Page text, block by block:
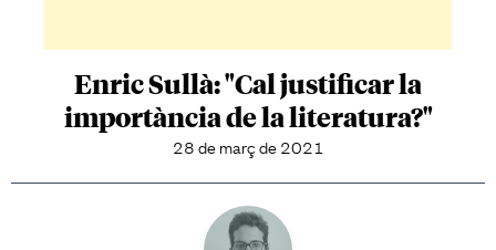
Enric Sullà: "Cal justificar la
importància de la literatura?"
28 de març de 2021